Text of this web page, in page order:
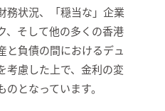
務状況、「穏当な」企業
、そして他の多くの香港
と負債の間におけるデュ
考慮した上で、金利の変
となっています。